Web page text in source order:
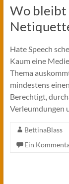
Wo bleibt
Hate Speech
Kaum eine
Thema
mindestens
Berechtigt,
Verleumdungen
BettinaBlass
Ein